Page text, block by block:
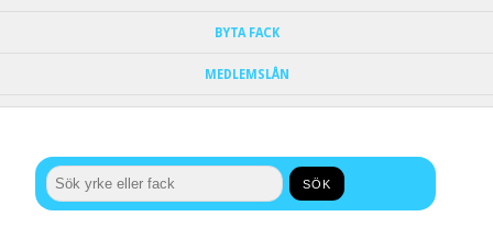
BYTA FACK
MEDLEMSLÅN